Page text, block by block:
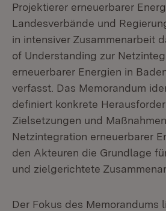
Projektierer erneuerbarer
Landesverbände und
in intensiver Zusammenarbeit
of Understanding zur
erneuerbarer Energien in
verfasst. Das Memorandum
definiert konkrete
Zielsetzungen und
Netzintegration erneuerbarer
den Akteuren die Grundlage
und zielgerichtete
Der Fokus des Memorandums